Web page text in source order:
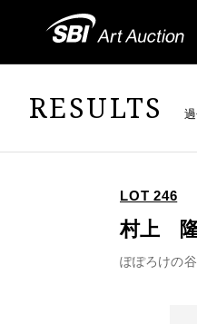
RESULTS
LOT 246
村上
ぽぽろけの谷